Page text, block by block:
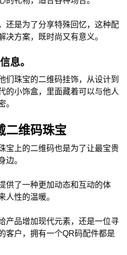
还是为了分享特殊回忆，这种配
决方案，既时尚又有意义。
息。
们珠宝的二维码挂饰，从设计到
的小饰盒，里面藏着可以与他人
。
二维码珠宝
宝上的二维码也是为了让最宝贵
边。
供了一种更加动态和互动的体
人性的温暖。
产品增加现代元素，还是一位寻
客户，拥有一个QR码配件都是